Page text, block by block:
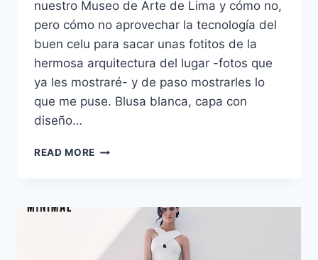
nuestro Museo de Arte de Lima y cómo no,
pero cómo no aprovechar la tecnología del
buen celu para sacar unas fotitos de la
hermosa arquitectura del lugar -fotos que
ya les mostraré- y de paso mostrarles lo
que me puse. Blusa blanca, capa con
diseño…
READ MORE DE
MALI